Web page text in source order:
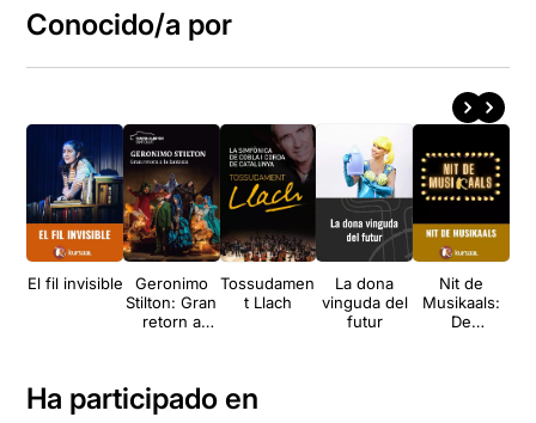
Conocido/a por
El fil invisible
Geronimo
Stilton: Gran
retorn a
Tossudamen
t Llach
La dona
vinguda del
futur
Nit de
Musikaals:
De
Ha participado en